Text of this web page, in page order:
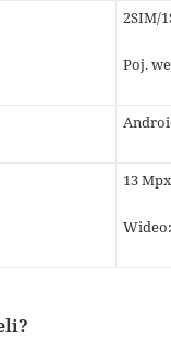
2SIM/
Poj.
13